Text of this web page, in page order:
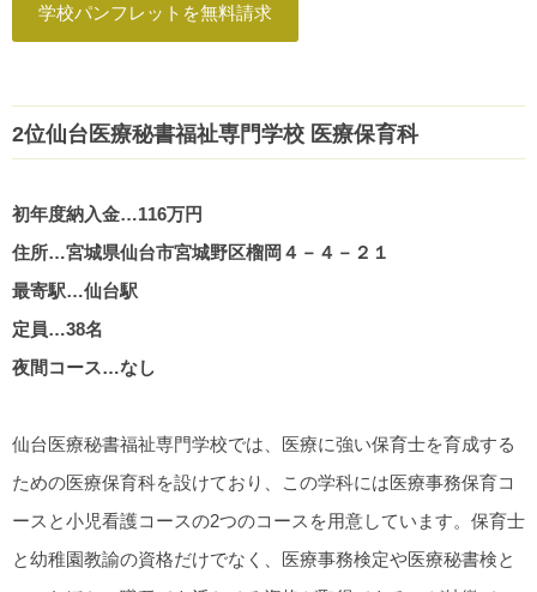
学校パンフレットを無料請求
2位仙台医療秘書福祉専門学校 医療保育科
初年度納入金…116万円
住所…宮城県仙台市宮城野区榴岡４－４－２１
最寄駅…仙台駅
定員…38名
夜間コース…なし
仙台医療秘書福祉専門学校では、医療に強い保育士を育成する
ための医療保育科を設けており、この学科には医療事務保育コ
ースと小児看護コースの2つのコースを用意しています。保育士
と幼稚園教諭の資格だけでなく、医療事務検定や医療秘書検と